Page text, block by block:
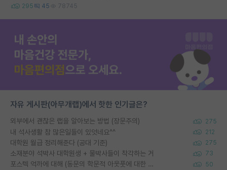
295 45 78745
자유 게시판(아무개랩)에서 핫한 인기글은?
외부에서 괜찮은 랩을 알아보는 방법 (장문주의) 275
내 석사생활 참 많은일들이 있엇네요^^ 212
대학원 월급 정리해준다 (공대 기준) 275
소재분야 석박사 대학원생 + 물박사들이 착각하는 거 73
포스텍 억까에 대해 (동문의 학문적 아웃풋에 대한 반박) 50